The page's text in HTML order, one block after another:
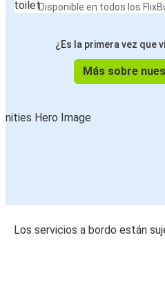
Disponible en todos los
¿Es la primera vez que
Más sobre
Los servicios a bordo están